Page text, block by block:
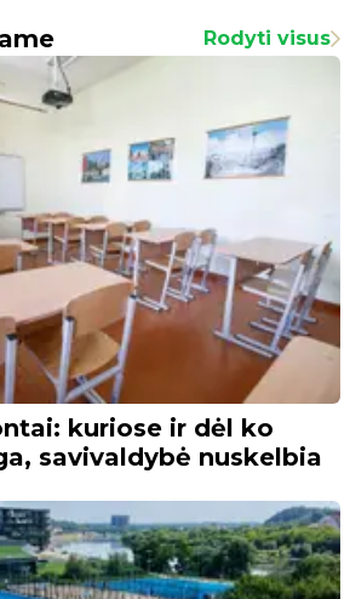
Rodyti visus
kuriose ir dėl ko
savivaldybė nuskelbia